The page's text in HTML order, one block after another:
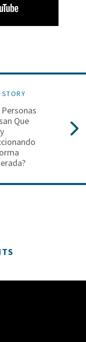
STORY
Personas
Que